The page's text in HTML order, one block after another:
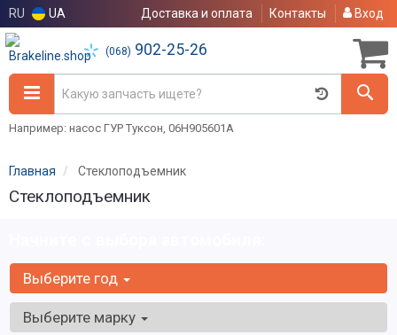
RU UA Доставка и оплата Контакты Вход
(068) 902-25-26
Например: насос ГУР Туксон, 06H905601A
Главная Стеклоподъемник
Стеклоподъемник
Выберите год
Выберите марку